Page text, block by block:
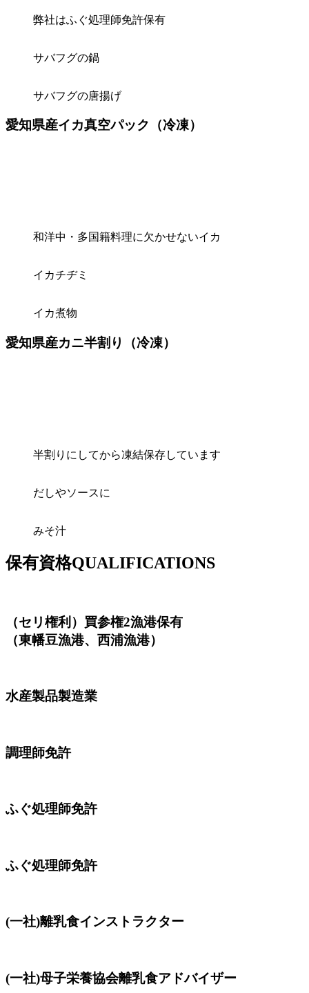
弊社はふぐ処理師免許保有
サバフグの鍋
サバフグの唐揚げ
愛知県産イカ真空パック（冷凍）
和洋中・多国籍料理に欠かせないイカ
イカチヂミ
イカ煮物
愛知県産カニ半割り（冷凍）
半割りにしてから凍結保存しています
だしやソースに
みそ汁
保有資格QUALIFICATIONS
（セリ権利）買参権2漁港保有
（東幡豆漁港、西浦漁港）
水産製品製造業
調理師免許
ふぐ処理師免許
ふぐ処理師免許
(一社)離乳食インストラクター
(一社)母子栄養協会離乳食アドバイザー